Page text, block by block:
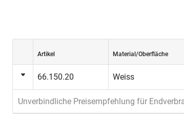
Artikel Material/Oberfläche
66.150.20 Weiss
Unverbindliche Preisempfehlung für